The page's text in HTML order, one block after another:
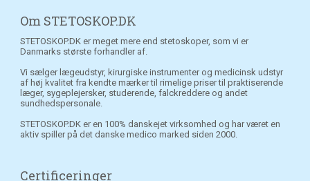
Om STETOSKOP.DK
STETOSKOP.DK er meget mere end stetoskoper, som vi er
Danmarks største forhandler af.
Vi sælger lægeudstyr, kirurgiske instrumenter og medicinsk udstyr
af høj kvalitet fra kendte mærker til rimelige priser til praktiserende
læger, sygeplejersker, studerende, falckreddere og andet
sundhedspersonale.
STETOSKOP.DK er en 100% danskejet virksomhed og har været en
aktiv spiller på det danske medico marked siden 2000.
Certificeringer